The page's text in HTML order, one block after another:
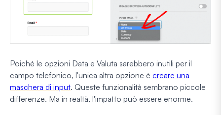
Poiché le opzioni Data e Valuta sarebbero inutili per il
campo telefonico, l'unica altra opzione è creare una
maschera di input. Queste funzionalità sembrano piccole
differenze. Ma in realtà, l'impatto può essere enorme.